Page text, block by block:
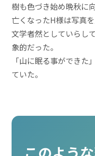
樹も色づき始め晩秋に
亡くなったH様は写真
文学者然としていらし
象的だった。
「山に眠る事ができた
ていた。